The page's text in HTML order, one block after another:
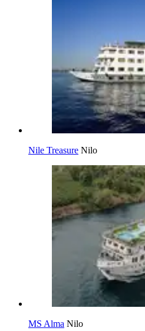
Nile Treasure Nilo
MS Alma Nilo